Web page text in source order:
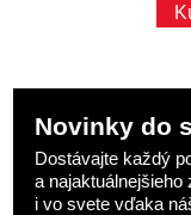
Novinky do
Dostávajte každý
a
i vo svete vďaka